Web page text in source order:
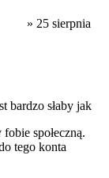
» 25 sierpnia
bardzo słaby jak
społeczną.
tego konta